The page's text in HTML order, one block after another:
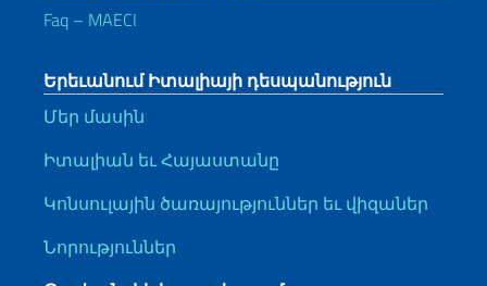
Faq – MAECI
Երեւանում Իտալիայի դեսպանություն
Մեր մասին
Իտալիան եւ Հայաստանը
Կոնսուլային ծառայություններ եւ վիզաներ
Նորություններ